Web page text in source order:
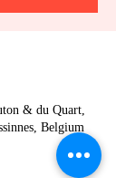
& du Quart,
Belgium